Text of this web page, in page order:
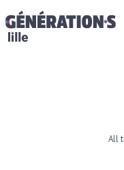
All